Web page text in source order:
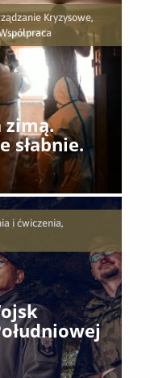
Kryzysowe,
zimą.
słabnie.
i ćwiczenia,